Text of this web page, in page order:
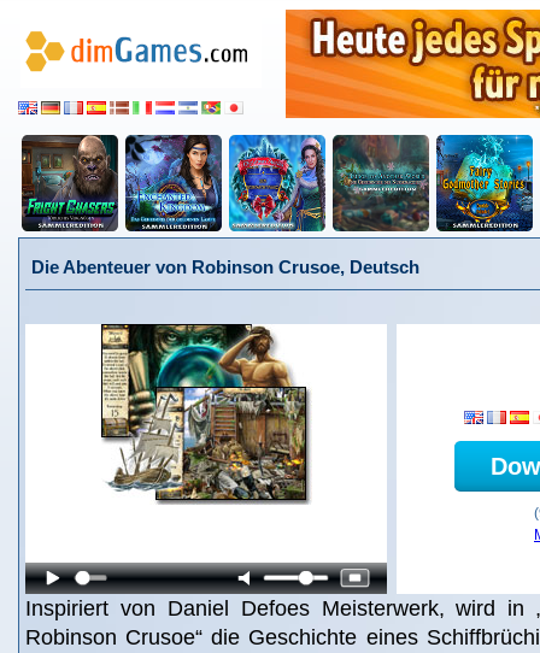
Die Abenteuer von Robinson Crusoe, Deutsch
Inspiriert von Daniel Defoes Meisterwerk, wird in
Robinson Crusoe“ die Geschichte eines